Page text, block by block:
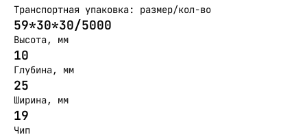
Транспортная упаковка: размер/кол-во
59*30*30/5000
Высота, мм
10
Глубина, мм
25
Ширина, мм
19
Чип